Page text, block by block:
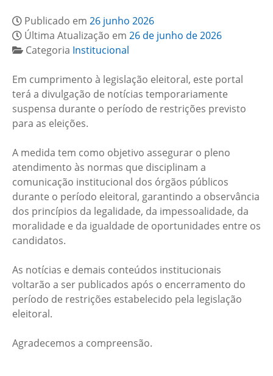
Publicado em 26 junho 2026
Última Atualização em 26 de junho de 2026
Categoria Institucional
Em cumprimento à legislação eleitoral, este portal
terá a divulgação de notícias temporariamente
suspensa durante o período de restrições previsto
para as eleições.
A medida tem como objetivo assegurar o pleno
atendimento às normas que disciplinam a
comunicação institucional dos órgãos públicos
durante o período eleitoral, garantindo a observância
dos princípios da legalidade, da impessoalidade, da
moralidade e da igualdade de oportunidades entre os
candidatos.
As notícias e demais conteúdos institucionais
voltarão a ser publicados após o encerramento do
período de restrições estabelecido pela legislação
eleitoral.
Agradecemos a compreensão.